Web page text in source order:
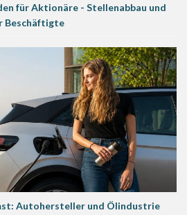
für Aktionäre - Stellenabbau und
Beschäftigte
Autohersteller und Ölindustrie